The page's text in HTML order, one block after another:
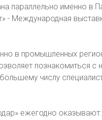
параллельно именно в
- Международная
в промышленных
познакомиться с
числу
ежегодно